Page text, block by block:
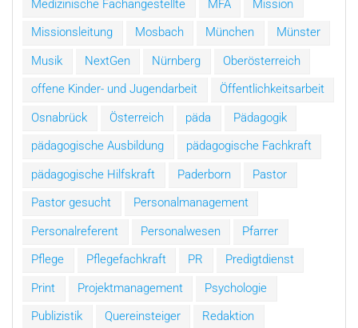
Medizinische Fachangestellte
MFA
Mission
Missionsleitung
Mosbach München
Münster
Musik
NextGen Nürnberg
Oberösterreich
offene Kinder- und Jugendarbeit
Öffentlichkeitsarbeit
Osnabrück
Österreich päda
Pädagogik
pädagogische Ausbildung
pädagogische Fachkraft
pädagogische Hilfskraft
Paderborn
Pastor
Pastor gesucht
Personalmanagement
Personalreferent
Personalwesen
Pfarrer
Pflege
Pflegefachkraft PR
Predigtdienst
Print
Projektmanagement
Psychologie
Publizistik
Quereinsteiger
Redaktion